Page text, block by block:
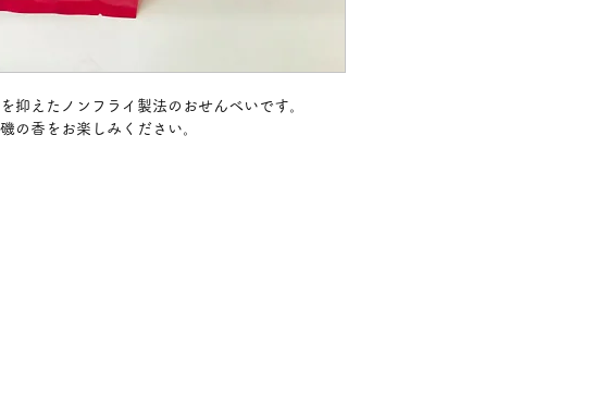
抑えたノンフライ製法のおせんべいです。
の香をお楽しみください。